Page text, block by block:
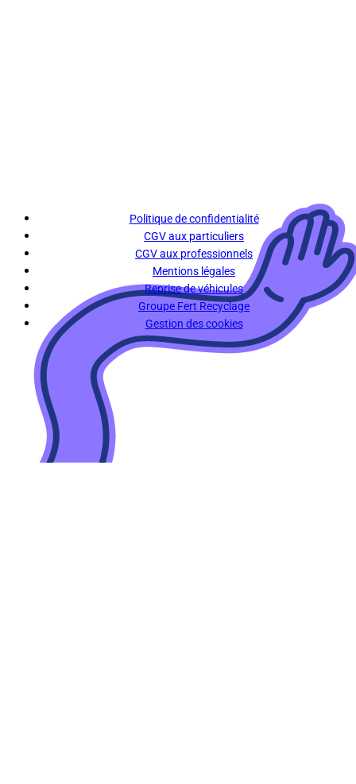
Politique de confidentialité
CGV aux particuliers
CGV aux professionnels
Mentions légales
Reprise de véhicules
Groupe Fert Recyclage
Gestion des cookies